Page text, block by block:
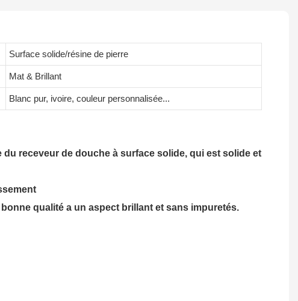
Surface solide/résine de pierre
Mat & Brillant
Blanc pur, ivoire, couleur personnalisée...
receveur de douche à surface solide, qui est solide et
qualité a un aspect brillant et sans impuretés.